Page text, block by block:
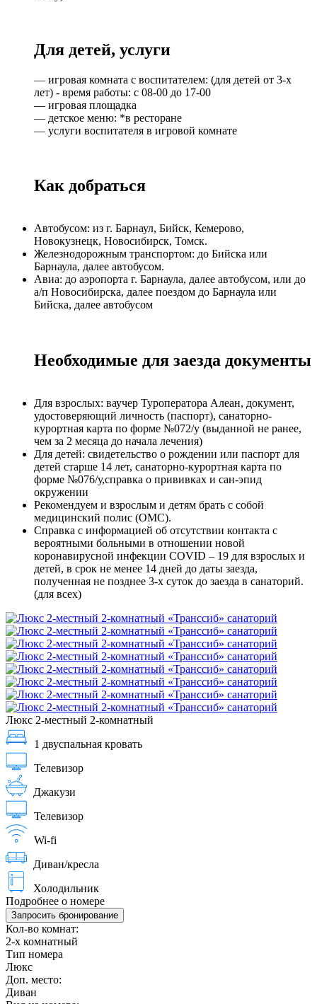
Для детей, услуги
— игровая комната с воспитателем: (для детей от 3-х
лет) - время работы: с 08-00 до 17-00
— игровая площадка
— детское меню: *в ресторане
— услуги воспитателя в игровой комнате
Как добраться
Автобусом: из г. Барнаул, Бийск, Кемерово,
Новокузнецк, Новосибирск, Томск.
Железнодорожным транспортом: до Бийска или
Барнаула, далее автобусом.
Авиа: до аэропорта г. Барнаула, далее автобусом, или до
а/п Новосибирска, далее поездом до Барнаула или
Бийска, далее автобусом
Необходимые для заезда документы
Для взрослых: ваучер Туроператора Алеан, документ,
удостоверяющий личность (паспорт), санаторно-
курортная карта по форме №072/у (выданной не ранее,
чем за 2 месяца до начала лечения)
Для детей: свидетельство о рождении или паспорт для
детей старше 14 лет, санаторно-курортная карта по
форме №076/у,справка о прививках и сан-эпид
окружении
Рекомендуем и взрослым и детям брать с собой
медицинский полис (ОМС).
Справка с информацией об отсутствии контакта с
вероятными больными в отношении новой
коронавирусной инфекции COVID – 19 для взрослых и
детей, в срок не менее 14 дней до даты заезда,
полученная не позднее 3-х суток до заезда в санаторий.
(для всех)
Люкс 2-местный 2-комнатный
1 двуспальная кровать
Телевизор
Джакузи
Телевизор
Wi-fi
Диван/кресла
Холодильник
Подробнее о номере
Запросить бронирование
Кол-во комнат:
2-х комнатный
Тип номера
Люкс
Доп. место:
Диван